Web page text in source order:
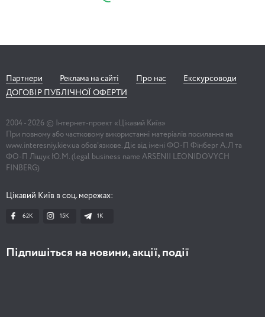
Партнери Реклама на сайті Про нас
Екскурсоводи
ДОГОВІР ПУБЛІЧНОЇ ОФЕРТИ
2004 - 2026 © Інтернет-проект «Цікавий Київ»
При повному або частковому використанні матеріалів посилання на
www.interesniy.kiev.ua обов'язкове. Діє від імені ФО-П Фінберг А.Л та
ФО-П Ліщук Ю.М. (legal business name ARSENII LEONIDOVYCH
FINBERG)
Цікавий Київ в соц. мережах:
62K 15K 1К
Підпишіться на новини, акції, події